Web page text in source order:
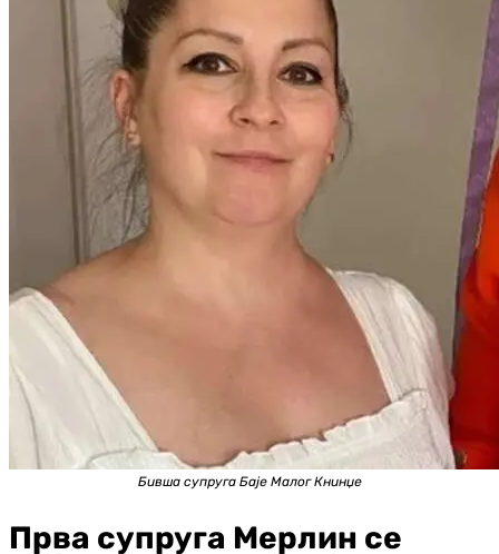
Бивша супруга Баје Малог Книнџе
Прва супруга Мерлин се